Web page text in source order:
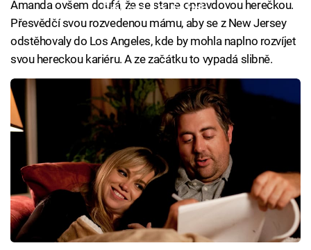
Failed to fetch
Amanda ovšem doufá, že se stane opravdovou herečkou.
Přesvědčí svou rozvedenou mámu, aby se z New Jersey
odstěhovaly do Los Angeles, kde by mohla naplno rozvíjet
svou hereckou kariéru. A ze začátku to vypadá slibně.